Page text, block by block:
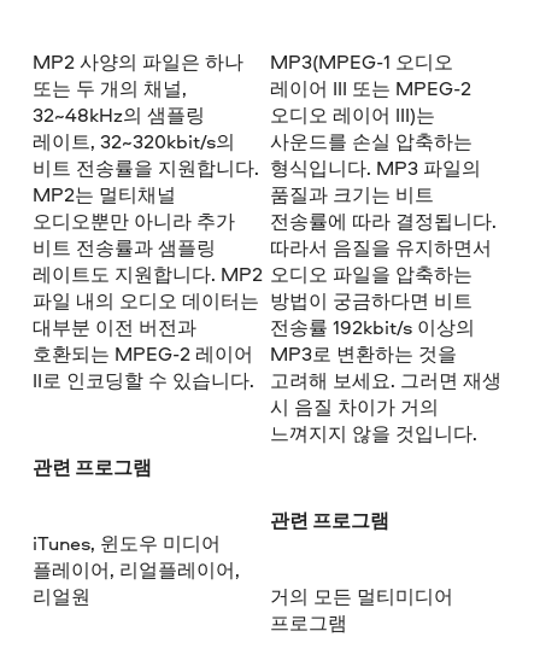
MP2 사양의 파일은 하나
또는 두 개의 채널,
32~48kHz의 샘플링
레이트, 32~320kbit/s의
비트 전송률을 지원합니다.
MP2는 멀티채널
오디오뿐만 아니라 추가
비트 전송률과 샘플링
레이트도 지원합니다. MP2
파일 내의 오디오 데이터는
대부분 이전 버전과
호환되는 MPEG-2 레이어
II로 인코딩할 수 있습니다.
관련 프로그램
iTunes, 윈도우 미디어
플레이어, 리얼플레이어,
리얼원
MP3(MPEG-1 오디오
레이어 III 또는 MPEG-2
오디오 레이어 III)는
사운드를 손실 압축하는
형식입니다. MP3 파일의
품질과 크기는 비트
전송률에 따라 결정됩니다.
따라서 음질을 유지하면서
오디오 파일을 압축하는
방법이 궁금하다면 비트
전송률 192kbit/s 이상의
MP3로 변환하는 것을
고려해 보세요. 그러면 재생
시 음질 차이가 거의
느껴지지 않을 것입니다.
관련 프로그램
거의 모든 멀티미디어
프로그램